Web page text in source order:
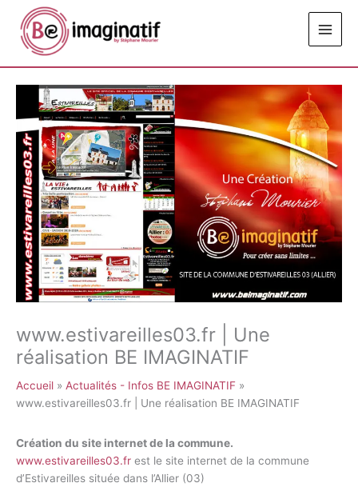
contenu
www.estivareilles03.fr | Une
réalisation BE IMAGINATIF
Accueil
Actualités - Infos BE IMAGINATIF
www.estivareilles03.fr | Une réalisation BE IMAGINATIF
Création du site internet de la commune.
www.estivareilles03.fr est le site internet de la commune
d’Estivareilles située dans l’Allier (03)